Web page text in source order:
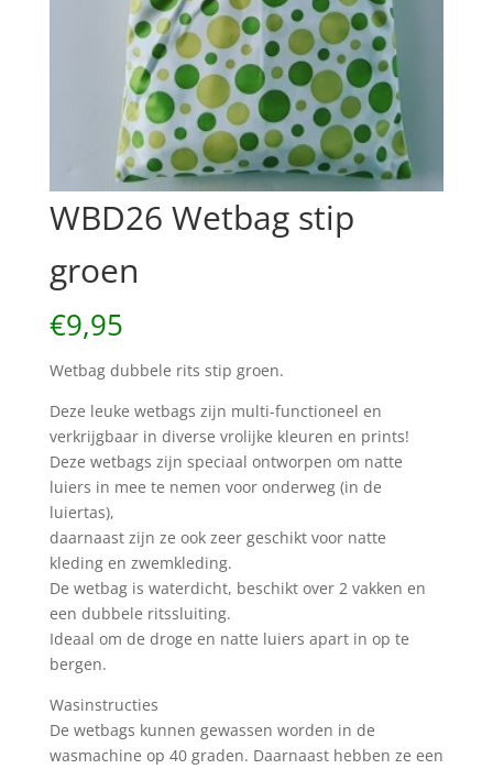
WBD26 Wetbag stip
groen
€9,95
Wetbag dubbele rits stip groen.
Deze leuke wetbags zijn multi-functioneel en
verkrijgbaar in diverse vrolijke kleuren en prints!
Deze wetbags zijn speciaal ontworpen om natte
luiers in mee te nemen voor onderweg (in de
luiertas),
daarnaast zijn ze ook zeer geschikt voor natte
kleding en zwemkleding.
De wetbag is waterdicht, beschikt over 2 vakken en
een dubbele ritssluiting.
Ideaal om de droge en natte luiers apart in op te
bergen.
Wasinstructies
De wetbags kunnen gewassen worden in de
wasmachine op 40 graden. Daarnaast hebben ze een